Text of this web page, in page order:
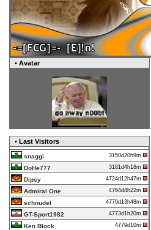
• Avatar
• Last Visitors
snaggi 3150d20h9m
DoHe777 3181d4h18m
Dipsy 4724d12h47m
Admiral One 4764d4h22m
schnudel 4770d13h48m
GT-Sport1982 4773d1h20m
Ken Block 4779d10m